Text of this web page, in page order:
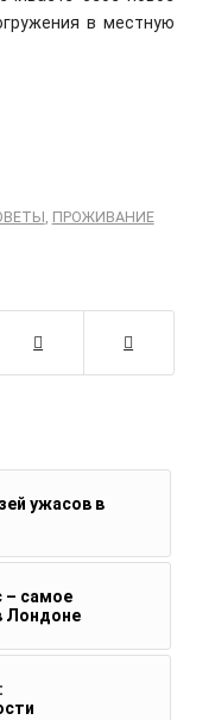
в местную
ПРОЖИВАНИЕ
ужасов в
– самое
Лондоне